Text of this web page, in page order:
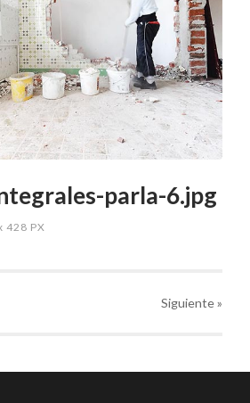
parla-6.jpg
428 PX
Siguiente»